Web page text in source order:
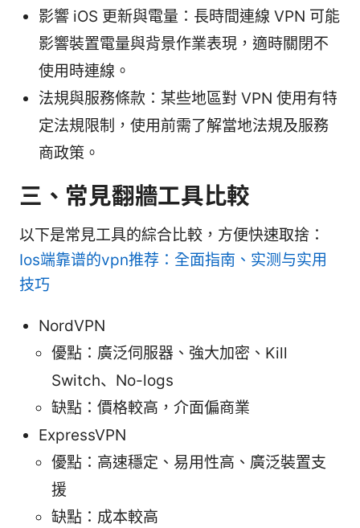
影響 iOS 更新與電量：長時間連線 VPN 可能
影響裝置電量與背景作業表現，適時關閉不
使用時連線。
法規與服務條款：某些地區對 VPN 使用有特
定法規限制，使用前需了解當地法規及服務
商政策。
三、常見翻牆工具比較
以下是常見工具的綜合比較，方便快速取捨：
Ios端靠谱的vpn推荐：全面指南、实测与实用
技巧
NordVPN
優點：廣泛伺服器、強大加密、Kill
Switch、No-logs
缺點：價格較高，介面偏商業
ExpressVPN
優點：高速穩定、易用性高、廣泛裝置支
援
缺點：成本較高